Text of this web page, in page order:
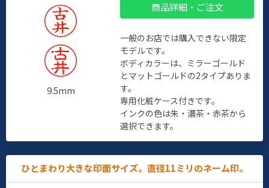
9.5mm
商品詳細・ご注文
一般のお店では購入できない限定
モデルです。
ボディカラーは、ミラーゴールド
とマットゴールドの2タイプありま
す。
専用化粧ケース付きです。
インクの色は朱・濃茶・赤茶から
選択できます。
ひとまわり大きな印面サイズ。直径11ミリのネーム印。